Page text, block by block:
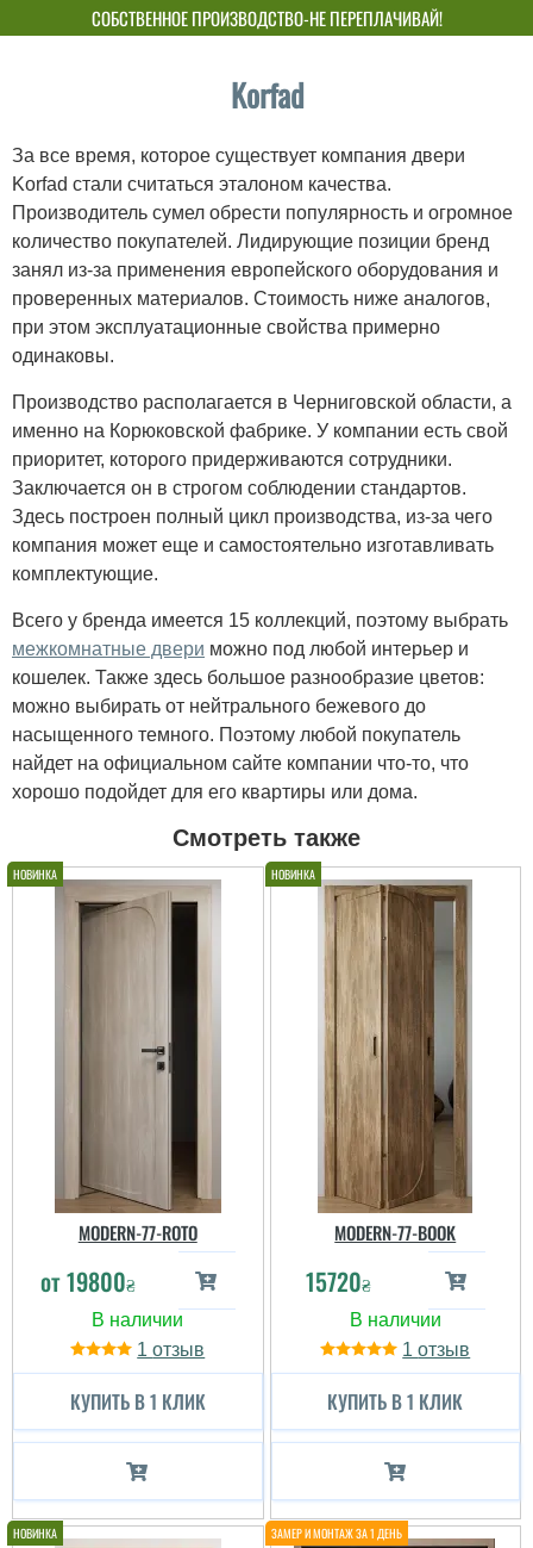
СОБСТВЕННОЕ ПРОИЗВОДСТВО-НЕ ПЕРЕПЛАЧИВАЙ!
Korfad
За все время, которое существует компания двери
Korfad стали считаться эталоном качества.
Производитель сумел обрести популярность и огромное
количество покупателей. Лидирующие позиции бренд
занял из-за применения европейского оборудования и
проверенных материалов. Стоимость ниже аналогов,
при этом эксплуатационные свойства примерно
одинаковы.
Производство располагается в Черниговской области, а
именно на Корюковской фабрике. У компании есть свой
приоритет, которого придерживаются сотрудники.
Заключается он в строгом соблюдении стандартов.
Здесь построен полный цикл производства, из-за чего
компания может еще и самостоятельно изготавливать
комплектующие.
Всего у бренда имеется 15 коллекций, поэтому выбрать
межкомнатные двери можно под любой интерьер и
кошелек. Также здесь большое разнообразие цветов:
можно выбирать от нейтрального бежевого до
насыщенного темного. Поэтому любой покупатель
найдет на официальном сайте компании что-то, что
хорошо подойдет для его квартиры или дома.
Смотреть также
MODERN-77-ROTO
от19800₴
1
MODERN-77-BOOK
15720₴
1